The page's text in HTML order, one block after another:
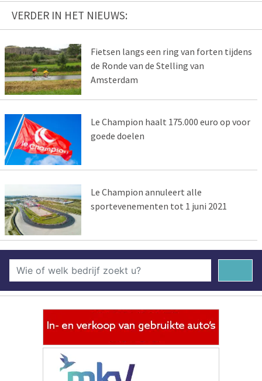
VERDER IN HET NIEUWS:
Fietsen langs een ring van forten tijdens
de Ronde van de Stelling van
Amsterdam
Le Champion haalt 175.000 euro op voor
goede doelen
Le Champion annuleert alle
sportevenementen tot 1 juni 2021